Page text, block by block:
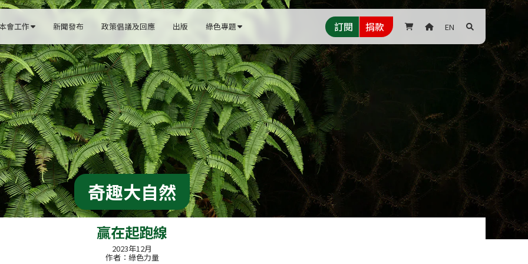
會工作  新聞發布 政策倡議及回應 出版 綠色專題  訂閱 捐款   EN 
奇趣大自然
贏在起跑線
2023年12月
作者：綠色力量